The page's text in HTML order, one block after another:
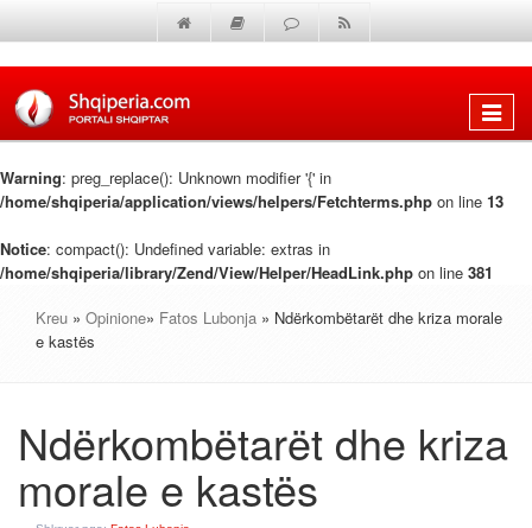
Shfaq
Warning: preg_replace(): Unknown modifier '{' in
/home/shqiperia/application/views/helpers/Fetchterms.php on line 13
Notice: compact(): Undefined variable: extras in
/home/shqiperia/library/Zend/View/Helper/HeadLink.php on line 381
Kreu » Opinione» Fatos Lubonja » Ndërkombëtarët dhe kriza morale
e kastës
Ndërkombëtarët dhe kriza
morale e kastës